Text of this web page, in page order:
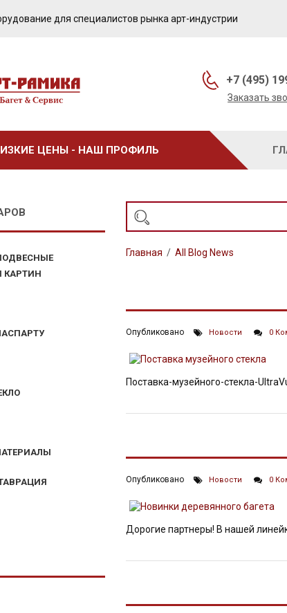
для специалистов рынка арт-индустрии
+7 (495)
Заказать
ЦЕНЫ - НАШ ПРОФИЛЬ
КАРТИН
Главная / All Blog News
Опубликовано Новости 0
Поставка-музейного-стекла-
Опубликовано Новости 0
Дорогие партнеры! В нашей